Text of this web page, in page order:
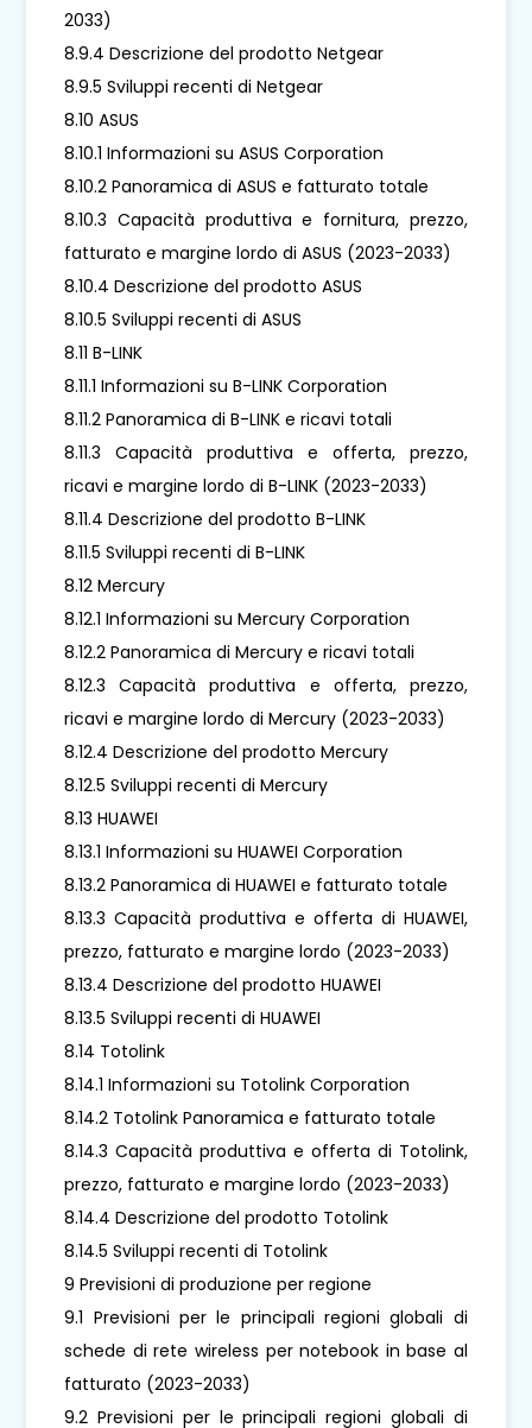
2033)
8.9.4 Descrizione del prodotto Netgear
8.9.5 Sviluppi recenti di Netgear
8.10 ASUS
8.10.1 Informazioni su ASUS Corporation
8.10.2 Panoramica di ASUS e fatturato totale
8.10.3 Capacità produttiva e fornitura, prezzo,
fatturato e margine lordo di ASUS (2023-2033)
8.10.4 Descrizione del prodotto ASUS
8.10.5 Sviluppi recenti di ASUS
8.11 B-LINK
8.11.1 Informazioni su B-LINK Corporation
8.11.2 Panoramica di B-LINK e ricavi totali
8.11.3 Capacità produttiva e offerta, prezzo,
ricavi e margine lordo di B-LINK (2023-2033)
8.11.4 Descrizione del prodotto B-LINK
8.11.5 Sviluppi recenti di B-LINK
8.12 Mercury
8.12.1 Informazioni su Mercury Corporation
8.12.2 Panoramica di Mercury e ricavi totali
8.12.3 Capacità produttiva e offerta, prezzo,
ricavi e margine lordo di Mercury (2023-2033)
8.12.4 Descrizione del prodotto Mercury
8.12.5 Sviluppi recenti di Mercury
8.13 HUAWEI
8.13.1 Informazioni su HUAWEI Corporation
8.13.2 Panoramica di HUAWEI e fatturato totale
8.13.3 Capacità produttiva e offerta di HUAWEI,
prezzo, fatturato e margine lordo (2023-2033)
8.13.4 Descrizione del prodotto HUAWEI
8.13.5 Sviluppi recenti di HUAWEI
8.14 Totolink
8.14.1 Informazioni su Totolink Corporation
8.14.2 Totolink Panoramica e fatturato totale
8.14.3 Capacità produttiva e offerta di Totolink,
prezzo, fatturato e margine lordo (2023-2033)
8.14.4 Descrizione del prodotto Totolink
8.14.5 Sviluppi recenti di Totolink
9 Previsioni di produzione per regione
9.1 Previsioni per le principali regioni globali di
schede di rete wireless per notebook in base al
fatturato (2023-2033)
9.2 Previsioni per le principali regioni globali di